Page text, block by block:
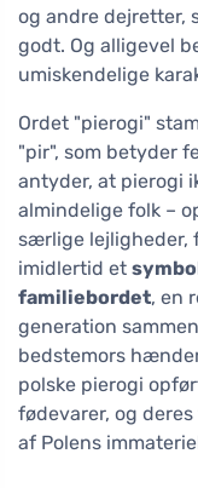
og andre dejretter,
godt. Og alligevel
umiskendelige
Ordet "pierogi"
"pir", som betyder
antyder, at pierogi
almindelige folk –
særlige lejligheder,
imidlertid et
familiebordet, en
generation
bedstemors
polske pierogi
fødevarer, og
af Polens